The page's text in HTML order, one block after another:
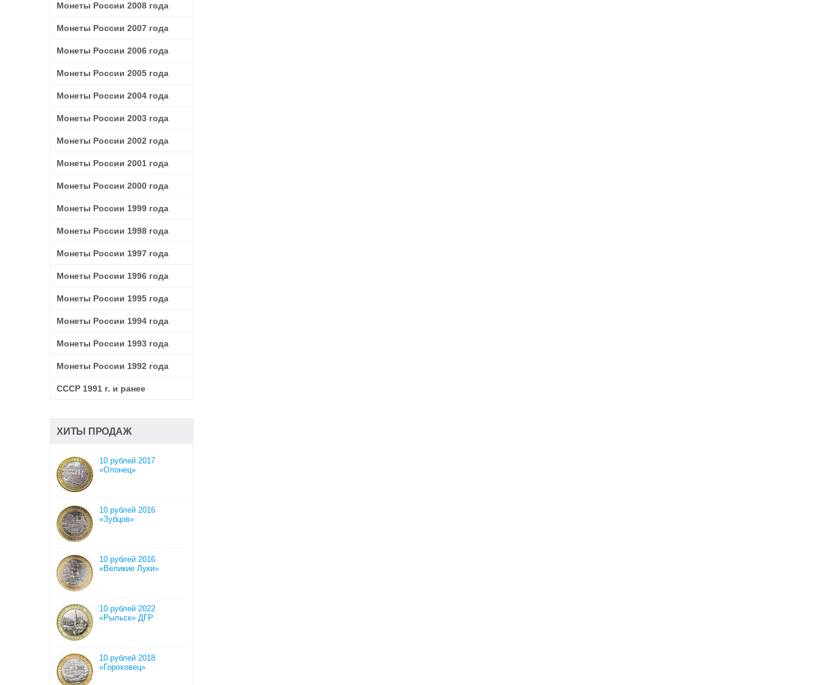
Монеты России 2008 года
Монеты России 2007 года
Монеты России 2006 года
Монеты России 2005 года
Монеты России 2004 года
Монеты России 2003 года
Монеты России 2002 года
Монеты России 2001 года
Монеты России 2000 года
Монеты России 1999 года
Монеты России 1998 года
Монеты России 1997 года
Монеты России 1996 года
Монеты России 1995 года
Монеты России 1994 года
Монеты России 1993 года
Монеты России 1992 года
СССР 1991 г. и ранее
ХИТЫ ПРОДАЖ
10 рублей 2017
«Олонец»
10 рублей 2016
«Зубцов»
10 рублей 2016
«Великие Луки»
10 рублей 2022
«Рыльск» ДГР
10 рублей 2018
«Гороховец»